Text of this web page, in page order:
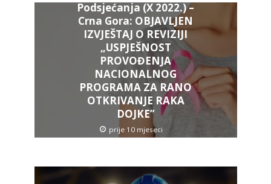
Podsjećanja (X 2022.) –
Crna Gora: OBJAVLJEN
IZVJEŠTAJ O REVIZIJI
„USPJEŠNOST
PROVOĐENJA
NACIONALNOG
PROGRAMA ZA RANO
OTKRIVANJE RAKA
DOJKE”
prije 10 mjeseci